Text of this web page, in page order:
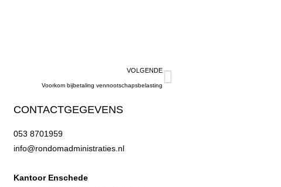
VOLGENDE
Voorkom bijbetaling vennootschapsbelasting
CONTACTGEGEVENS
053 8701959
info@rondomadministraties.nl
Kantoor Enschede